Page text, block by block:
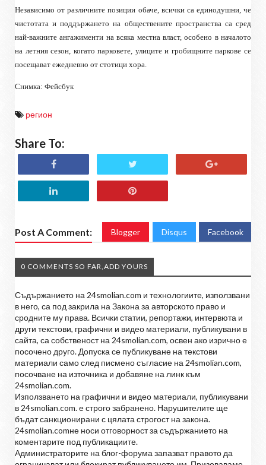
Независимо от различните позиции обаче, всички са единодушни, че
чистотата и поддържането на обществените пространства са сред
най-важните ангажименти на всяка местна власт, особено в началото
на летния сезон, когато парковете, улиците и гробищните паркове се
посещават ежедневно от стотици хора.
Снимка: Фейсбук
регион
Share To:
Post A Comment: Blogger Disqus Facebook
0 COMMENTS SO FAR,ADD YOURS
Съдържанието на 24smolian.com и технологиите, използвани
в него, са под закрила на Закона за авторското право и
сродните му права. Всички статии, репортажи, интервюта и
други текстови, графични и видео материали, публикувани в
сайта, са собственост на 24smolian.com, освен ако изрично е
посочено друго. Допуска се публикуване на текстови
материали само след писмено съгласие на 24smolian.com,
посочване на източника и добавяне на линк към
24smolian.com.
Използването на графични и видео материали, публикувани
в 24smolian.com. е строго забранено. Нарушителите ще
бъдат санкционирани с цялата строгост на закона.
24smolian.comне носи отговорност за съдържанието на
коментарите под публикациите.
Администраторите на блог-форума запазват правото да